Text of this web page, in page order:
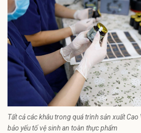
Tất cả các khâu trong quá trình sản xuất Cao
bảo yếu tố vệ sinh an toàn thực phẩm